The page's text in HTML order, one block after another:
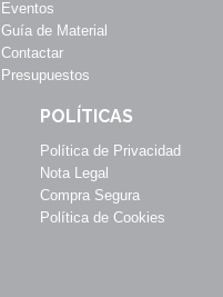
Eventos
Guía de Material
Contactar
Presupuestos
POLÍTICAS
Política de Privacidad
Nota Legal
Compra Segura
Política de Cookies